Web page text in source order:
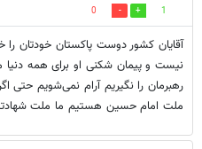
1
0
آقایان کشور دوست پاکستان خودتان را
نیست و پیمان شکنی او برای همه دنیا
رهبرمان را نگیریم آرام نمی‌شویم حتی
ملت امام حسین هستیم ما ملت